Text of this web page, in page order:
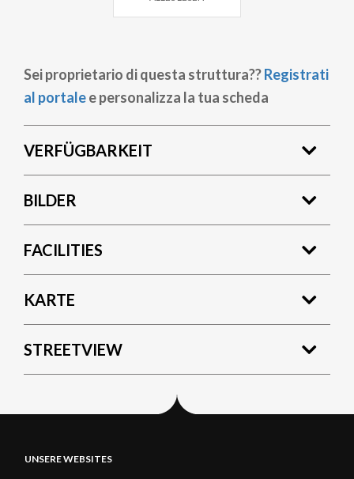
Sei proprietario di questa struttura??Registrati
al portalee personalizza la tua scheda
VERFÜGBARKEIT
BILDER
FACILITIES
KARTE
STREETVIEW
UNSERE WEBSITES